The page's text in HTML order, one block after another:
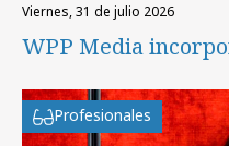
viernes, 31 de julio 2026
WPP Media
Profesionales